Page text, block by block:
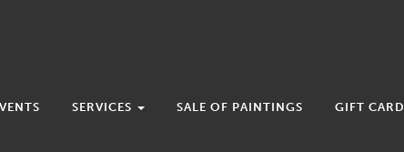
SERVICES SALE OF PAINTINGS GIFT CARD